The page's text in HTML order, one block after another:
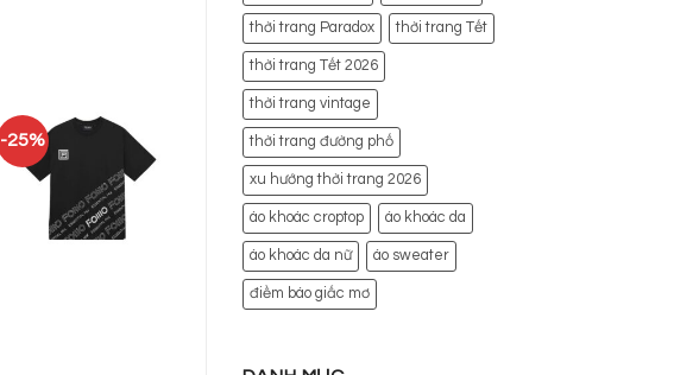
-25%
thời trang Paradox thời trang Tết
thời trang Tết 2026
thời trang vintage
thời trang đường phố
xu hướng thời trang 2026
áo khoác croptop áo khoác da
áo khoác da nữ áo sweater
điềm báo giấc mơ